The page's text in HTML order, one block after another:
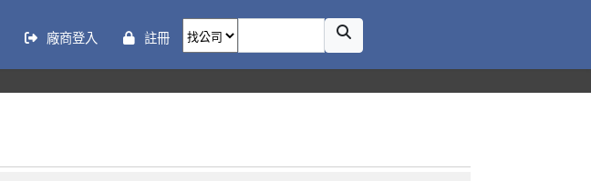
廠商登入 註冊